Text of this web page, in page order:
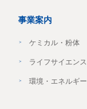
事業案内
ケミカル・粉体
ライフサイエンス
環境・エネルギー